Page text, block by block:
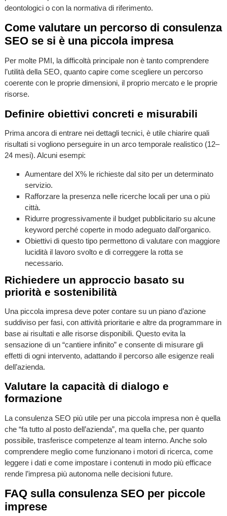
deontologici o con la normativa di riferimento.
Come valutare un percorso di consulenza
SEO se si è una piccola impresa
Per molte PMI, la difficoltà principale non è tanto comprendere
l’utilità della SEO, quanto capire come scegliere un percorso
coerente con le proprie dimensioni, il proprio mercato e le proprie
risorse.
Definire obiettivi concreti e misurabili
Prima ancora di entrare nei dettagli tecnici, è utile chiarire quali
risultati si vogliono perseguire in un arco temporale realistico (12–
24 mesi). Alcuni esempi:
Aumentare del X% le richieste dal sito per un determinato
servizio.
Rafforzare la presenza nelle ricerche locali per una o più
città.
Ridurre progressivamente il budget pubblicitario su alcune
keyword perché coperte in modo adeguato dall’organico.
Obiettivi di questo tipo permettono di valutare con maggiore
lucidità il lavoro svolto e di correggere la rotta se
necessario.
Richiedere un approccio basato su
priorità e sostenibilità
Una piccola impresa deve poter contare su un piano d’azione
suddiviso per fasi, con attività prioritarie e altre da programmare in
base ai risultati e alle risorse disponibili. Questo evita la
sensazione di un “cantiere infinito” e consente di misurare gli
effetti di ogni intervento, adattando il percorso alle esigenze reali
dell’azienda.
Valutare la capacità di dialogo e
formazione
La consulenza SEO più utile per una piccola impresa non è quella
che “fa tutto al posto dell’azienda”, ma quella che, per quanto
possibile, trasferisce competenze al team interno. Anche solo
comprendere meglio come funzionano i motori di ricerca, come
leggere i dati e come impostare i contenuti in modo più efficace
rende l’impresa più autonoma nelle decisioni future.
FAQ sulla consulenza SEO per piccole
imprese